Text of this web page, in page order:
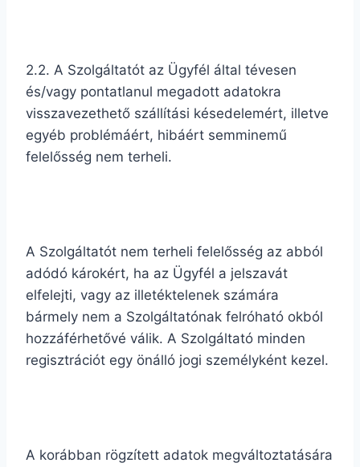
2.2. A Szolgáltatót az Ügyfél által tévesen
és/vagy pontatlanul megadott adatokra
visszavezethető szállítási késedelemért, illetve
egyéb problémáért, hibáért semminemű
felelősség nem terheli.
A Szolgáltatót nem terheli felelősség az abból
adódó károkért, ha az Ügyfél a jelszavát
elfelejti, vagy az illetéktelenek számára
bármely nem a Szolgáltatónak felróható okból
hozzáférhetővé válik. A Szolgáltató minden
regisztrációt egy önálló jogi személyként kezel.
A korábban rögzített adatok megváltoztatására